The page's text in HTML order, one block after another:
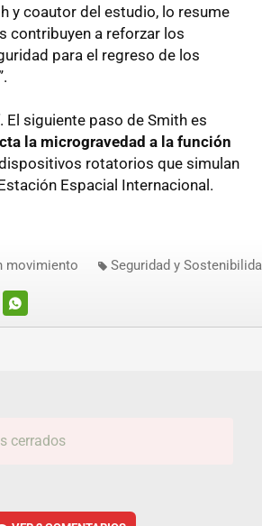
y coautor del estudio, lo resume
contribuyen a reforzar los
para el regreso de los
El siguiente paso de Smith es
la microgravedad a la función
rotatorios que simulan
Espacial Internacional.
WHATSAPP
movimiento Seguridad y
cerrados